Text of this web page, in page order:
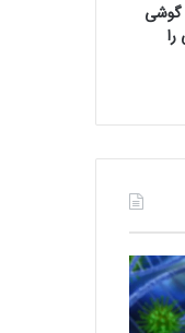
گوشی